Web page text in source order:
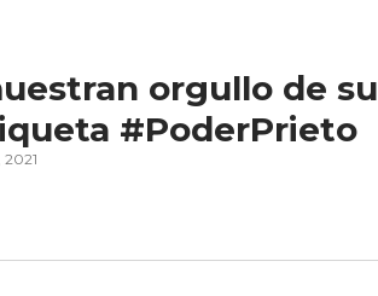
orgullo de su
#PoderPrieto
2021